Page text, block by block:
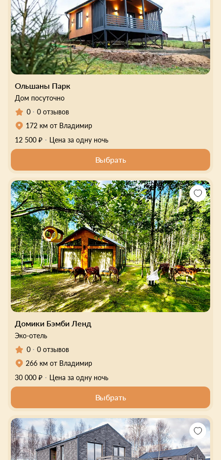
Ольшаны Парк
Дом посуточно
0
0 отзывов
172 км от Владимир
12 500 ₽
Цена за одну ночь
Выбрать
Домики Бэмби Ленд
Эко-отель
0
0 отзывов
266 км от Владимир
30 000 ₽
Цена за одну ночь
Выбрать